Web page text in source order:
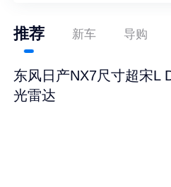
推荐 新车 导购
东风日产NX7尺寸超宋L
光雷达